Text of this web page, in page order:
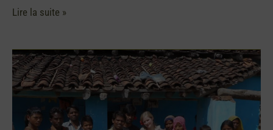
Lire la suite »
Des
rencontres,
des
des